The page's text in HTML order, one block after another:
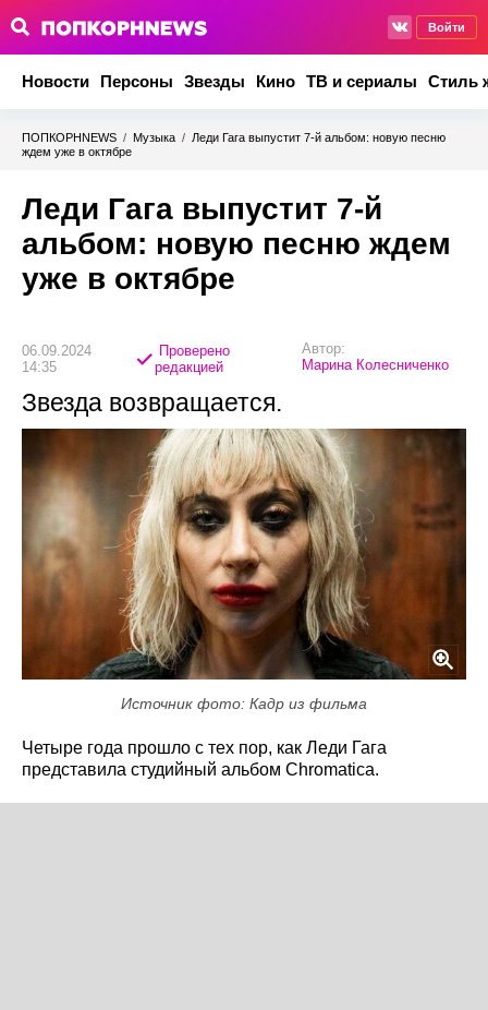
Войти
Новости Персоны Звезды Кино ТВ и сериалы Стиль
ПОПКОРНNEWS / Музыка / Леди Гага выпустит 7-й альбом: новую песню
ждем уже в октябре
Леди Гага выпустит 7-й
альбом: новую песню ждем
уже в октябре
06.09.2024
14:35
Проверено
редакцией
Автор:
Марина Колесниченко
Звезда возвращается.
Источник фото: Кадр из фильма
Четыре года прошло с тех пор, как Леди Гага
представила студийный альбом Chromatica.